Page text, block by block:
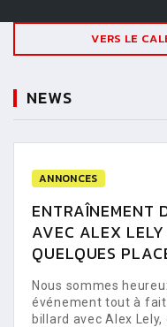
VERS LE
NEWS
ANNONCES
ENTRAÎNEMENT
AVEC ALEX
QUELQUES
Nous sommes
événement tout à
billard avec Alex